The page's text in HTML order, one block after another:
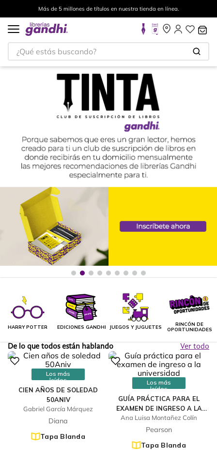
Envíos a todo el mundo, para más información da click
¿Qué estás buscando?
HARRY POTTER EDICIONES GANDHI JUEGOS Y JUGUETES
RINCÓN DE
OPORTUNIDADES
De lo que todos están hablando Ver todo
Los más
leídos
CIEN AÑOS DE SOLEDAD
50ANIV
Gabriel García Márquez
Diana
Tapa Blanda
Los más
leídos
GUÍA PRÁCTICA PARA EL
EXAMEN DE INGRESO A LA
UNIVERSIDAD
Ana Luisa Montañez Colín
Pearson
Tapa Blanda